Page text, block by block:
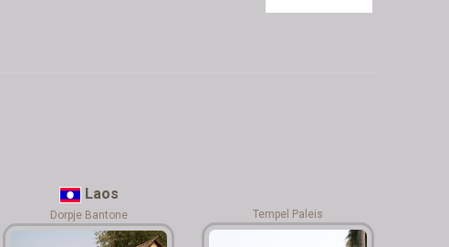
Laos
Dorpje Bantone Tempel Paleis